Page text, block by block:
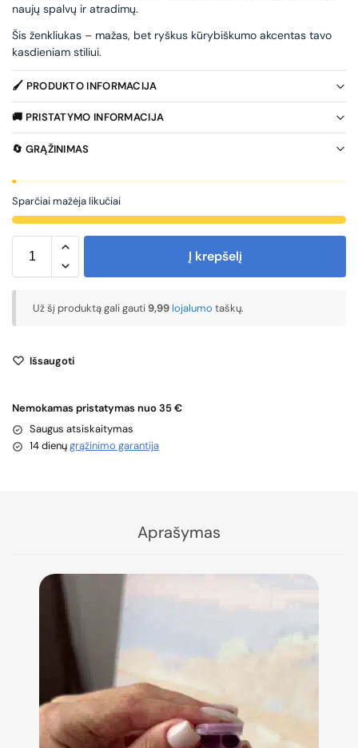
naujų spalvų ir atradimų.
Šis ženkliukas – mažas, bet ryškus kūrybiškumo akcentas tavo
kasdieniam stiliui.
🖌️ PRODUKTO INFORMACIJA
🚚 PRISTATYMO INFORMACIJA
🔄 GRĄŽINIMAS
Sparčiai mažėja likučiai
Į krepšelį
Už šį produktą gali gauti9,99 lojalumotaškų.
Išsaugoti
Nemokamas pristatymas nuo 35 €
Saugus atsiskaitymas
14 dienųgrąžinimo garantija
Aprašymas